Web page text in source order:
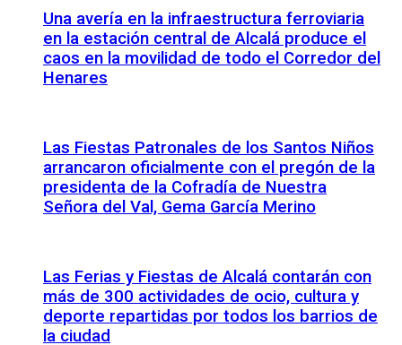
Una avería en la infraestructura ferroviaria
en la estación central de Alcalá produce el
caos en la movilidad de todo el Corredor del
Henares
Las Fiestas Patronales de los Santos Niños
arrancaron oficialmente con el pregón de la
presidenta de la Cofradía de Nuestra
Señora del Val, Gema García Merino
Las Ferias y Fiestas de Alcalá contarán con
más de 300 actividades de ocio, cultura y
deporte repartidas por todos los barrios de
la ciudad